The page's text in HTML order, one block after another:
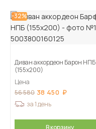
-32%
Диван аккордеон Барон НПБ
(155х200)
Цена
56 580 38 450
за 1 день
В корзину